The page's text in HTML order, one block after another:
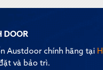
DOOR
Austdoor chính hãng tại
và bảo trì.